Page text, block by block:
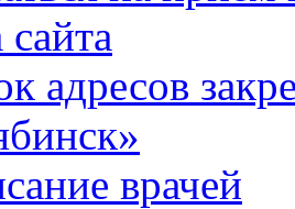
адресов
врачей